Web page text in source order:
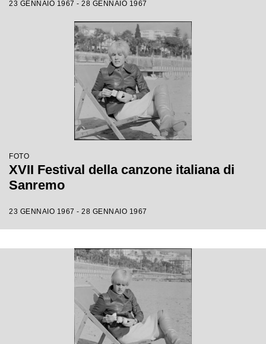
23 GENNAIO 1967 - 28 GENNAIO 1967
FOTO
XVII Festival della canzone italiana di
Sanremo
23 GENNAIO 1967 - 28 GENNAIO 1967